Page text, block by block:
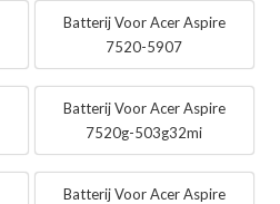
Batterij Voor Acer Aspire
7520-5907
Batterij Voor Acer Aspire
7520g-503g32mi
Batterij Voor Acer Aspire